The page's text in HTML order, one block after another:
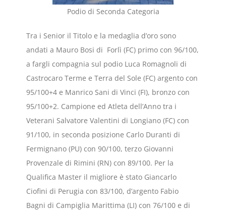
Podio di Seconda Categoria
Tra i Senior il Titolo e la medaglia d’oro sono
andati a Mauro Bosi di Forlì (FC) primo con 96/100,
a fargli compagnia sul podio Luca Romagnoli di
Castrocaro Terme e Terra del Sole (FC) argento con
95/100+4 e Manrico Sani di Vinci (FI), bronzo con
95/100+2. Campione ed Atleta dell’Anno tra i
Veterani Salvatore Valentini di Longiano (FC) con
91/100, in seconda posizione Carlo Duranti di
Fermignano (PU) con 90/100, terzo Giovanni
Provenzale di Rimini (RN) con 89/100. Per la
Qualifica Master il migliore è stato Giancarlo
Ciofini di Perugia con 83/100, d’argento Fabio
Bagni di Campiglia Marittima (LI) con 76/100 e di